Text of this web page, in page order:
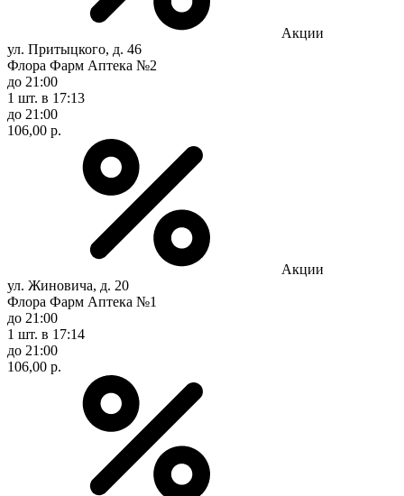
Акции
ул. Притыцкого, д. 46
Флора Фарм Аптека №2
до 21:00
1 шт. в 17:13
до 21:00
106,00 р.
Акции
ул. Жиновича, д. 20
Флора Фарм Аптека №1
до 21:00
1 шт. в 17:14
до 21:00
106,00 р.